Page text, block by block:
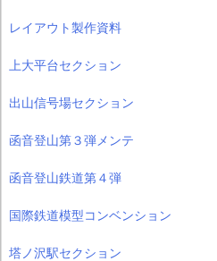
レイアウト製作資料
上大平台セクション
出山信号場セクション
函音登山第３弾メンテ
函音登山鉄道第４弾
国際鉄道模型コンベンション
塔ノ沢駅セクション